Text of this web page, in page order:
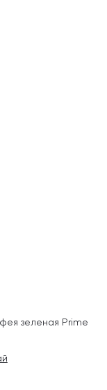
зеленая Prime